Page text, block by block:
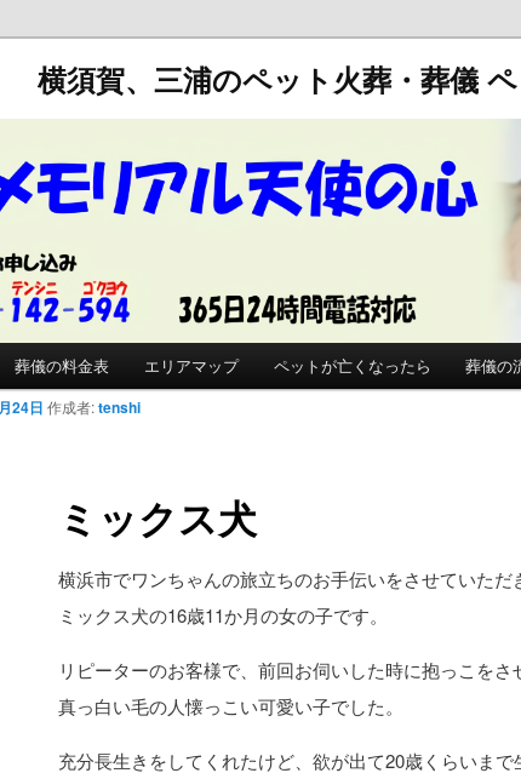
横須賀、三浦のペット火葬・葬儀
ンテンツへ移動
テンツへ移動
葬儀の料金表 エリアマップ ペットが亡くなったら 葬儀の
ミックス犬
24日 作成者:tenshi
横浜市でワンちゃんの旅立ちのお手伝いをさせていただ
ミックス犬の16歳11か月の女の子です。
リピーターのお客様で、前回お伺いした時に抱っこをさ
真っ白い毛の人懐っこい可愛い子でした。
充分長生きをしてくれたけど、欲が出て20歳くらいま